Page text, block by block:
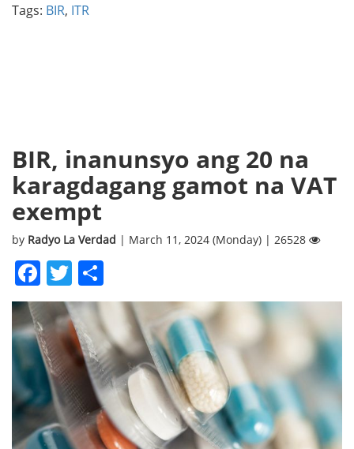
Tags: BIR, ITR
BIR, inanunsyo ang 20 na
karagdagang gamot na VAT
exempt
by Radyo La Verdad | March 11, 2024 (Monday) | 26528
Facebook
Twitter